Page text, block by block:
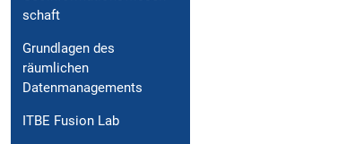
schaft
Grundlagen des
räumlichen
Datenmanagements
ITBE Fusion Lab